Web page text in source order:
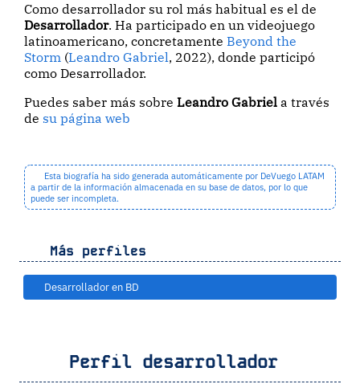
Como desarrollador su rol más habitual es el de
Desarrollador. Ha participado en un videojuego
latinoamericano, concretamenteBeyond the
Storm (Leandro Gabriel, 2022), donde participó
como Desarrollador.
Puedes saber más sobreLeandro Gabriel a través
de su página web
Esta biografía ha sido generada automáticamente por DeVuego LATAM
a partir de la información almacenada en su base de datos, por lo que
puede ser incompleta.
Más perfiles
Desarrollador en BD
Perfil desarrollador